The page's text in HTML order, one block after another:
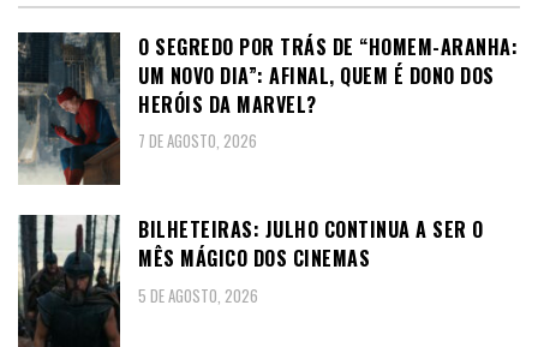
O SEGREDO POR TRÁS DE “HOMEM-ARANHA:
UM NOVO DIA”: AFINAL, QUEM É DONO DOS
HERÓIS DA MARVEL?
7 DE AGOSTO, 2026
BILHETEIRAS: JULHO CONTINUA A SER O
MÊS MÁGICO DOS CINEMAS
5 DE AGOSTO, 2026